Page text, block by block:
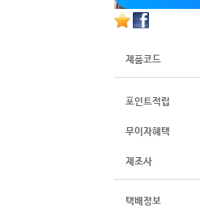
제품코드
포인트적립
무이자혜택
제조사
택배정보